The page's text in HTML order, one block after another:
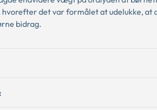
hvorefter det var formålet at udelukke,
bidrag.